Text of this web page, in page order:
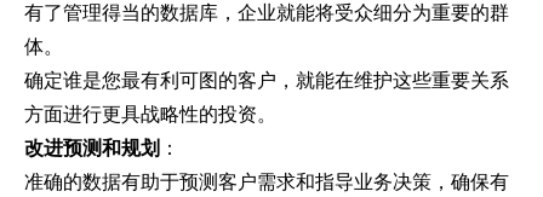
有了管理得当的数据库，企业就能将受众细分为重要的群
体。
确定谁是您最有利可图的客户，就能在维护这些重要关系
方面进行更具战略性的投资。
改进预测和规划 ：
准确的数据有助于预测客户需求和指导业务决策，确保有